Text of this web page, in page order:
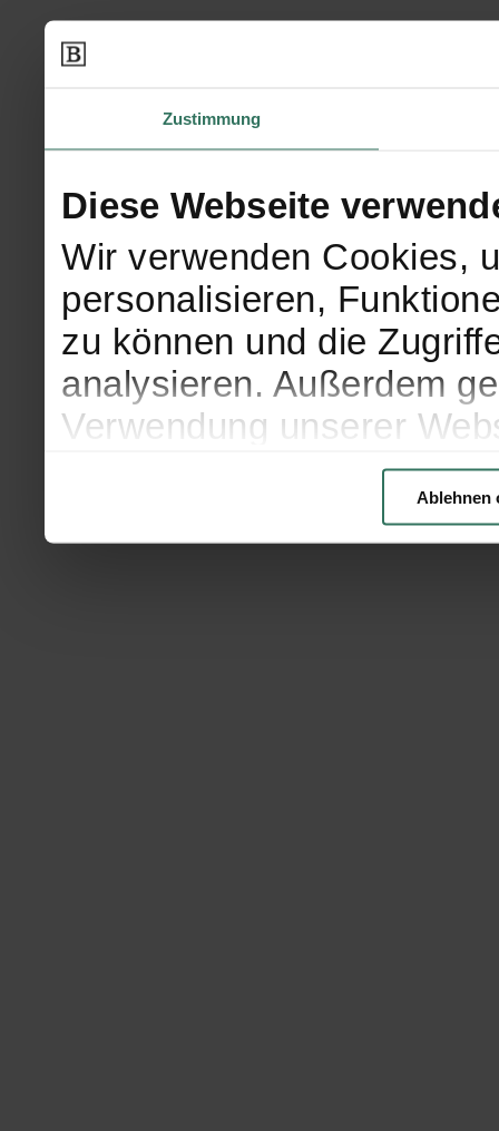
Zustimmung
Diese Webseite
Wir verwenden Cookies,
personalisieren,
zu können und die
analysieren. Außerdem
Verwendung unserer
soziale Medien,
Partner führen diese
weiteren Daten
Ablehnen